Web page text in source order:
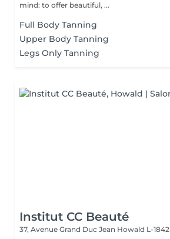
mind: to offer beautiful, ...
Full Body Tanning
Upper Body Tanning
Legs Only Tanning
Institut CC Beauté
37, Avenue Grand Duc Jean Howald L-1842